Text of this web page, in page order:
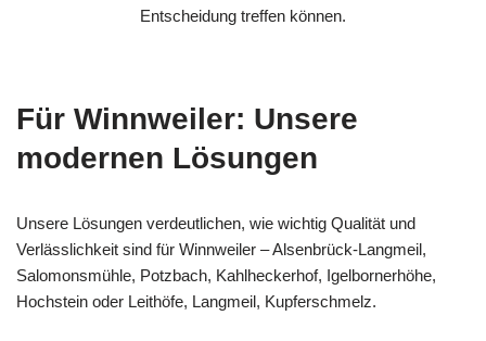
Entscheidung treffen können.
Für Winnweiler: Unsere
modernen Lösungen
Unsere Lösungen verdeutlichen, wie wichtig Qualität und
Verlässlichkeit sind für Winnweiler – Alsenbrück-Langmeil,
Salomonsmühle, Potzbach, Kahlheckerhof, Igelbornerhöhe,
Hochstein oder Leithöfe, Langmeil, Kupferschmelz.